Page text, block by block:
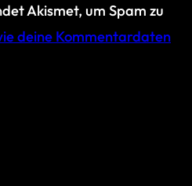
Akismet, um Spam zu
deine Kommentardaten